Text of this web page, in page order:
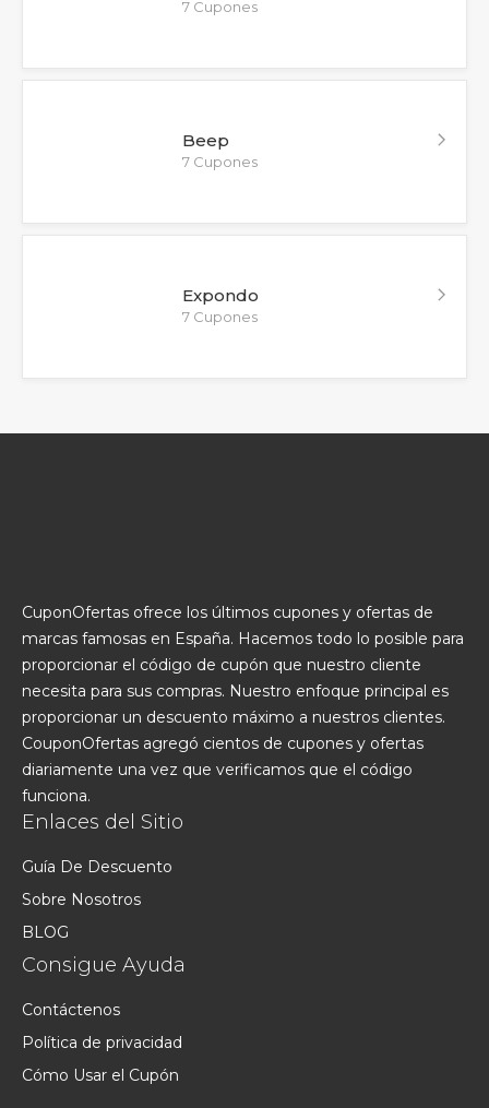
7 Cupones
Beep
7 Cupones
Expondo
7 Cupones
CuponOfertas ofrece los últimos cupones y ofertas de
marcas famosas en España. Hacemos todo lo posible para
proporcionar el código de cupón que nuestro cliente
necesita para sus compras. Nuestro enfoque principal es
proporcionar un descuento máximo a nuestros clientes.
CouponOfertas agregó cientos de cupones y ofertas
diariamente una vez que verificamos que el código
funciona.
Enlaces del Sitio
Guía De Descuento
Sobre Nosotros
BLOG
Consigue Ayuda
Contáctenos
Política de privacidad
Cómo Usar el Cupón